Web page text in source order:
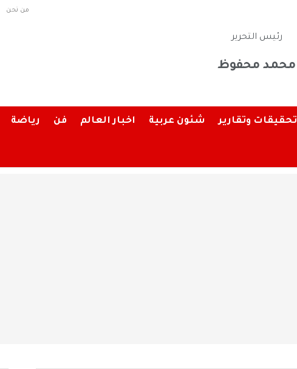
من نحن
رئيس التحرير
محمد محفوظ
تحقيقات وتقارير شئون عربية اخبار العالم فن رياضة